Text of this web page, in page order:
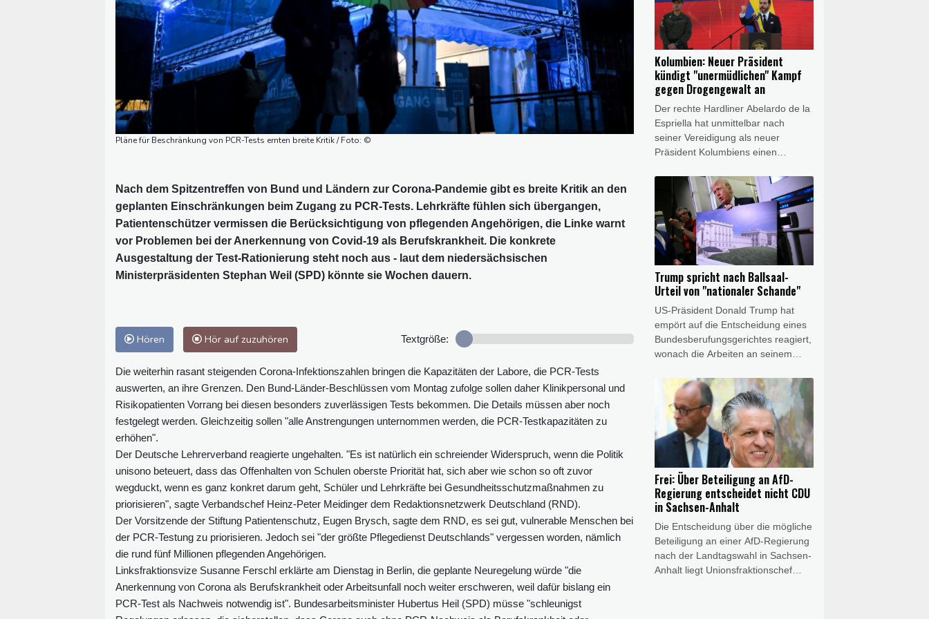
Pläne für Beschränkung von PCR-Tests ernten breite Kritik / Foto: ©
Nach dem Spitzentreffen von Bund und Ländern zur Corona-Pandemie gibt es breite Kritik an den
geplanten Einschränkungen beim Zugang zu PCR-Tests. Lehrkräfte fühlen sich übergangen,
Patientenschützer vermissen die Berücksichtigung von pflegenden Angehörigen, die Linke warnt
vor Problemen bei der Anerkennung von Covid-19 als Berufskrankheit. Die konkrete
Ausgestaltung der Test-Rationierung steht noch aus - laut dem niedersächsischen
Ministerpräsidenten Stephan Weil (SPD) könnte sie Wochen dauern.
Hören Hör auf zuzuhören Textgröße:
Die weiterhin rasant steigenden Corona-Infektionszahlen bringen die Kapazitäten der Labore, die PCR-Tests
auswerten, an ihre Grenzen. Den Bund-Länder-Beschlüssen vom Montag zufolge sollen daher Klinikpersonal und
Risikopatienten Vorrang bei diesen besonders zuverlässigen Tests bekommen. Die Details müssen aber noch
festgelegt werden. Gleichzeitig sollen "alle Anstrengungen unternommen werden, die PCR-Testkapazitäten zu
erhöhen".
Der Deutsche Lehrerverband reagierte ungehalten. "Es ist natürlich ein schreiender Widerspruch, wenn die Politik
unisono beteuert, dass das Offenhalten von Schulen oberste Priorität hat, sich aber wie schon so oft zuvor
wegduckt, wenn es ganz konkret darum geht, Schüler und Lehrkräfte bei Gesundheitsschutzmaßnahmen zu
priorisieren", sagte Verbandschef Heinz-Peter Meidinger dem Redaktionsnetzwerk Deutschland (RND).
Der Vorsitzende der Stiftung Patientenschutz, Eugen Brysch, sagte dem RND, es sei gut, vulnerable Menschen bei
der PCR-Testung zu priorisieren. Jedoch sei "der größte Pflegedienst Deutschlands" vergessen worden, nämlich
die rund fünf Millionen pflegenden Angehörigen.
Linksfraktionsvize Susanne Ferschl erklärte am Dienstag in Berlin, die geplante Neuregelung würde "die
Anerkennung von Corona als Berufskrankheit oder Arbeitsunfall noch weiter erschweren, weil dafür bislang ein
PCR-Test als Nachweis notwendig ist". Bundesarbeitsminister Hubertus Heil (SPD) müsse "schleunigst
Bei den gleichen Angriffen
nordöstlich von Kiew seien drei
weitere Menschen verletzt worden.
Kolumbien: Neuer Präsident
kündigt "unermüdlichen" Kampf
gegen Drogengewalt an
Der rechte Hardliner Abelardo de la
Espriella hat unmittelbar nach
seiner Vereidigung als neuer
Präsident Kolumbiens einen
Drogengewalt angekündigt. Der
Verbündete von US-Präsident
Donald Trump sagte am Freitag in
Cali, er werde wieder "Ordnung" in
das südamerikanische Land
bringen. Der 48-jährige Politik-
Neuling trat die Nachfolge des
linken Präsidenten Gustavo Petro
an.
Trump spricht nach Ballsaal-
Urteil von "nationaler Schande"
US-Präsident Donald Trump hat
empört auf die Entscheidung eines
Bundesberufungsgerichtes reagiert,
wonach die Arbeiten an seinem
nicht weitergehen dürfen. Die
Justizentscheidung sei eine
"nationale Schande", erklärte er am
Freitag. Außerdem werde dadurch
die nationale Sicherheit bedroht,
setzte er offensichtlich mit Blick auf
einen unterirdischen Militärbunker
sowie weitere
Sicherheitsvorkehrungen im
geplanten Erweiterungsbau des
Weißen Hauses hinzu. Zuvor hatte
der Präsident bereits angekündigt,
in Berufung zu gehen.
Frei: Über Beteiligung an AfD-
Regierung entscheidet nicht CDU
in Sachsen-Anhalt
Die Entscheidung über die mögliche
Beteiligung an einer AfD-Regierung
nach der Landtagswahl in Sachsen-
Anhalt liegt Unionsfraktionschef